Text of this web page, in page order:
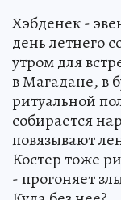
Хэбденек -
день летнего
утром для
в Магадане, в
ритуальной
собирается
повязывают
Костер тоже
- прогоняет